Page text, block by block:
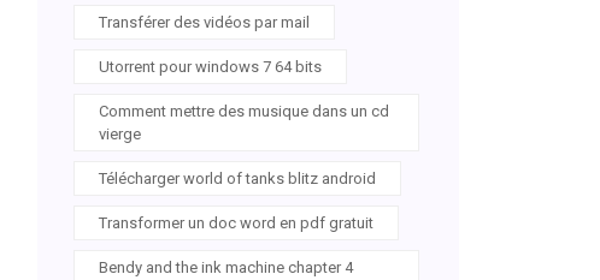
Transférer des vidéos par mail
Utorrent pour windows 7 64 bits
Comment mettre des musique dans un cd
vierge
Télécharger world of tanks blitz android
Transformer un doc word en pdf gratuit
Bendy and the ink machine chapter 4